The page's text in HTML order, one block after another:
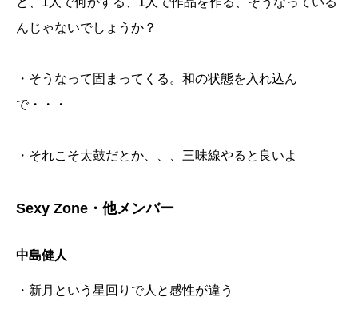
んじゃないでしょうか？
・そうなって固まってくる。和の状態を入れ込ん
で・・・
・それこそ太鼓だとか、、、三味線やると良いよ
Sexy Zone・他メンバー
中島健人
・新月という星回りで人と感性が違う